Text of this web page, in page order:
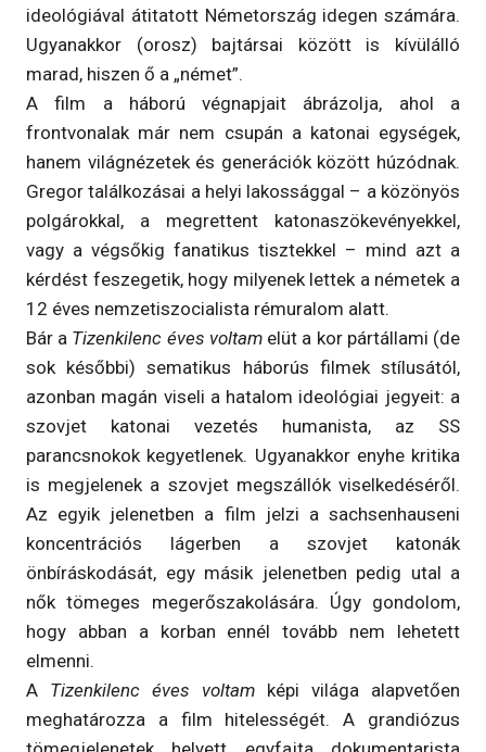
ideológiával átitatott Németország idegen számára.
Ugyanakkor (orosz) bajtársai között is kívülálló
marad, hiszen ő a „német”.
A film a háború végnapjait ábrázolja, ahol a
frontvonalak már nem csupán a katonai egységek,
hanem világnézetek és generációk között húzódnak.
Gregor találkozásai a helyi lakossággal – a közönyös
polgárokkal, a megrettent katonaszökevényekkel,
vagy a végsőkig fanatikus tisztekkel – mind azt a
kérdést feszegetik, hogy milyenek lettek a németek a
12 éves nemzetiszocialista rémuralom alatt.
Bár a Tizenkilenc éves voltamelüt a kor pártállami (de
sok későbbi) sematikus háborús filmek stílusától,
azonban magán viseli a hatalom ideológiai jegyeit: a
szovjet katonai vezetés humanista, az SS
parancsnokok kegyetlenek. Ugyanakkor enyhe kritika
is megjelenek a szovjet megszállók viselkedéséről.
Az egyik jelenetben a film jelzi a sachsenhauseni
koncentrációs lágerben a szovjet katonák
önbíráskodását, egy másik jelenetben pedig utal a
nők tömeges megerőszakolására. Úgy gondolom,
hogy abban a korban ennél tovább nem lehetett
elmenni.
A Tizenkilenc éves voltam képi világa alapvetően
meghatározza a film hitelességét. A grandiózus